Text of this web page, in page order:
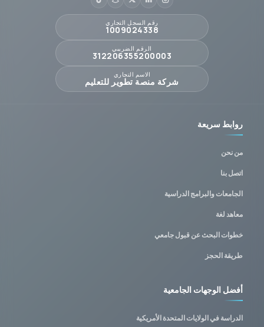
رقم السجل التجاري
1009024338
الرقم الضريبي
312206355200003
الاسم التجاري
شركة منصة تطوير للتعليم
روابط سريعة
من نحن
اتصل بنا
الجامعات والبرامج الدراسية
معاهد لغة
خطوات البحث عن قبول جامعي
طريقة الحجز
أفضل الوجهات الجامعية
الدراسة في الولايات المتحدة الأمريكية